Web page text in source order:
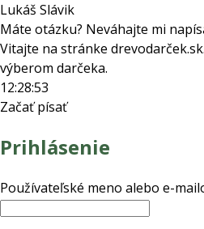
Lukáš Slávik
Máte otázku? Neváhajte mi
Vitajte na stránke
výberom darčeka.
12:28:53
Začať písať
Prihlásenie
Používateľské meno alebo e-